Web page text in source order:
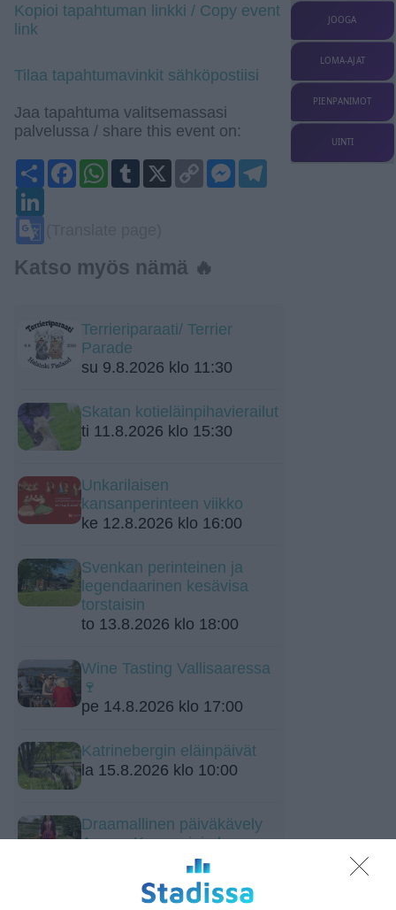
Kopioi tapahtuman linkki / Copy event
link
Tilaa tapahtumavinkit sähköpostiisi
Jaa tapahtuma valitsemassasi
palvelussa / share this event on:
ShareFacebookWhatsApp
Tumblr
X
Copy
Link
Messenger
Telegram
Katso myös nämä 🔥
Terrieriparaati/ Terrier
Parade
su 9.8.2026 klo 11:30
Skatan kotieläinpihavierailut
ti 11.8.2026 klo 15:30
Unkarilaisen
kansanperinteen viikko
ke 12.8.2026 klo 16:00
Svenkan perinteinen ja
legendaarinen kesävisa
torstaisin
to 13.8.2026 klo 18:00
Wine Tasting Vallisaaressa
🍷
pe 14.8.2026 klo 17:00
Katrinebergin eläinpäivät
la 15.8.2026 klo 10:00
Draamallinen päiväkävely
Aurora Karamzinin kanssa
Linnunlaulun huviloille ja
Talvipuutarhaan
su 16.8.2026 klo 12:00
JOOGA
LOMA-AJAT
PIENPANIMOT
UINTI